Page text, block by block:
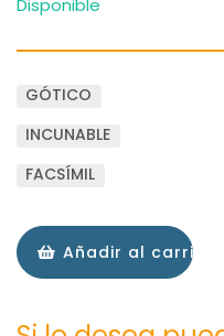
GÓTICO
INCUNABLE
FACSÍMIL
Añadir al carrito